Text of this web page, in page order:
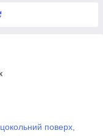
поверх,